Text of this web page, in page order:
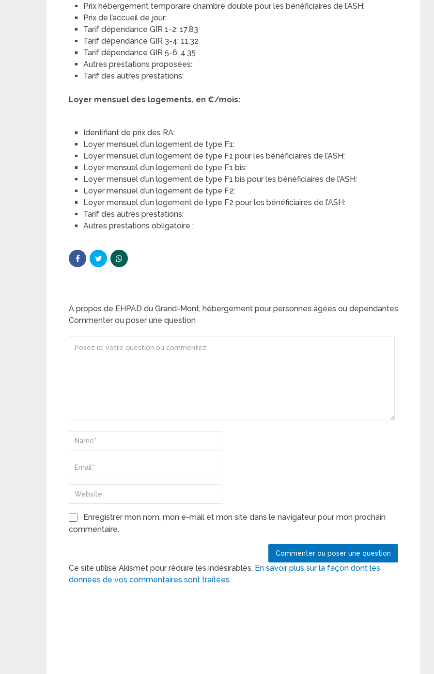
Prix hébergement temporaire chambre double pour les bénéficiaires de l’ASH:
Prix de l’accueil de jour:
Tarif dépendance GIR 1-2: 17.83
Tarif dépendance GIR 3-4: 11.32
Tarif dépendance GIR 5-6: 4.35
Autres prestations proposées:
Tarif des autres prestations:
Loyer mensuel des logements, en €/mois:
Identifiant de prix des RA:
Loyer mensuel d’un logement de type F1:
Loyer mensuel d’un logement de type F1 pour les bénéficiaires de l’ASH:
Loyer mensuel d’un logement de type F1 bis:
Loyer mensuel d’un logement de type F1 bis pour les bénéficiaires de l’ASH:
Loyer mensuel d’un logement de type F2:
Loyer mensuel d’un logement de type F2 pour les bénéficiaires de l’ASH:
Tarif des autres prestations:
Autres prestations obligatoire :
A propos de EHPAD du Grand-Mont, hébergement pour personnes âgées ou dépendantes
Commenter ou poser une question
Enregistrer mon nom, mon e-mail et mon site dans le navigateur pour mon prochain
commentaire.
Ce site utilise Akismet pour réduire les indésirables. En savoir plus sur la façon dont les
données de vos commentaires sont traitées.